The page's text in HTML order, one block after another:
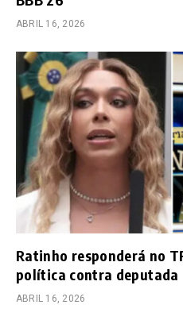
ABRIL 16, 2026
Ratinho responderá no
política contra deputada
ABRIL 16, 2026